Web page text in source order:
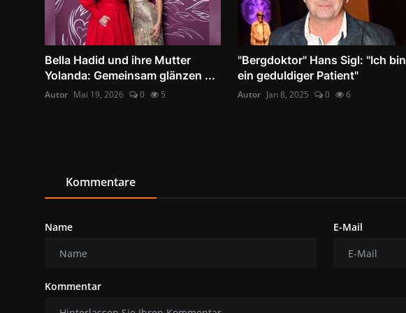
Bella Hadid und ihre Mutter
Yolanda: Gemeinsam glänzen ...
Autor Mai 19, 2026 0 5
"Bergdoktor" Hans Sigl: "Ich bin
ein geduldiger Patient"
Autor Jan 8, 2025 0 6
Kommentare
Name E-Mail
Kommentar